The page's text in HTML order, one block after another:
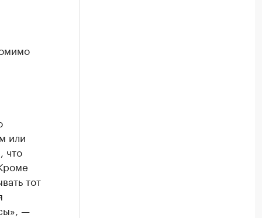
или
что
тот
—